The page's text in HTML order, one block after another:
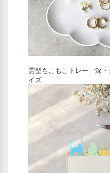
雲型もこもこトレー 深
イズ